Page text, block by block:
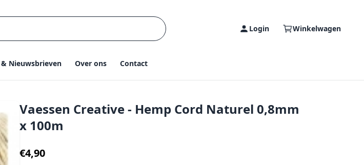
Login Winkelwagen
Nieuwsbrieven Over ons Contact
Vaessen Creative - Hemp Cord Naturel 0,8mm
x 100m
€4,90